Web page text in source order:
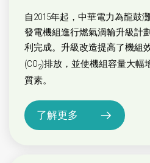
自2015年起，中華電力為龍鼓
發電機組進行燃氣渦輪升級計
利完成。升級改造提高了機組
(CO2)排放，並使機組容量大幅
質素。
了解更多